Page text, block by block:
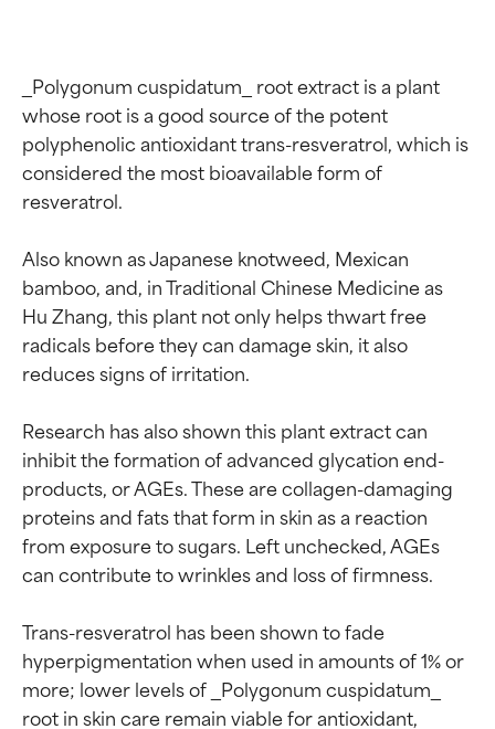
_Polygonum cuspidatum_ root extract is a plant
whose root is a good source of the potent
polyphenolic antioxidant trans-resveratrol, which is
considered the most bioavailable form of
resveratrol.
Also known as Japanese knotweed, Mexican
bamboo, and, in Traditional Chinese Medicine as
Hu Zhang, this plant not only helps thwart free
radicals before they can damage skin, it also
reduces signs of irritation.
Research has also shown this plant extract can
inhibit the formation of advanced glycation end-
products, or AGEs. These are collagen-damaging
proteins and fats that form in skin as a reaction
from exposure to sugars. Left unchecked, AGEs
can contribute to wrinkles and loss of firmness.
Trans-resveratrol has been shown to fade
hyperpigmentation when used in amounts of 1% or
more; lower levels of _Polygonum cuspidatum_
root in skin care remain viable for antioxidant,
Calificaciones de
ingredientes
EXCELENTE
Ingrediente sobresaliente con
Calificaciones de
ingredientes
EXCELENTE
Ingrediente sobresaliente con